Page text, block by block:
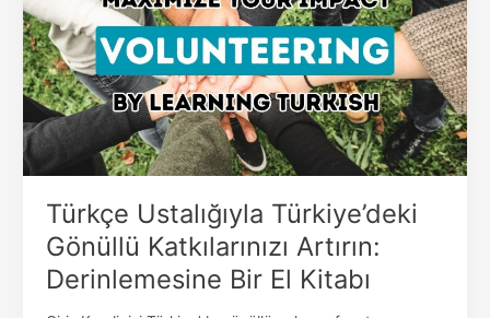
Türkçe Ustalığıyla Türkiye’deki
Gönüllü Katkılarınızı Artırın:
Derinlemesine Bir El Kitabı
Gönüllü
Katkılarınızı
Artırın:
Derinlemesine
Bir
El
Kitabı